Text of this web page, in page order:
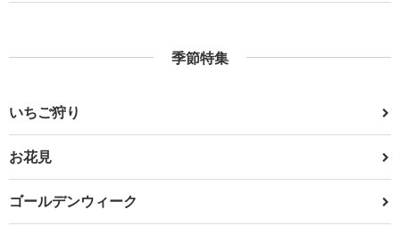
季節特集
いちご狩り
お花見
ゴールデンウィーク